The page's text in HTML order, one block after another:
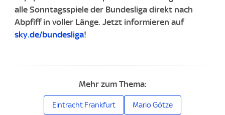
alle Sonntagsspiele der Bundesliga direkt nach
Abpfiff in voller Länge. Jetzt informieren auf
sky.de/bundesliga!
Mehr zum Thema:
Eintracht Frankfurt Mario Götze